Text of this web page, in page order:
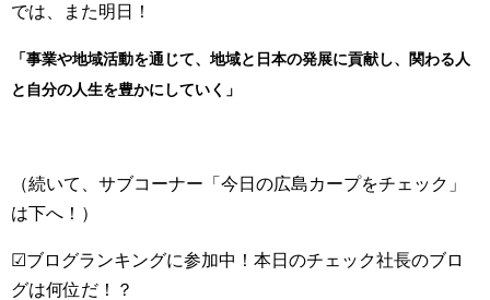
では、また明日！
「事業や地域活動を通じて、地域と日本の発展に貢献し、関わる人
と自分の人生を豊かにしていく」
（続いて、サブコーナー「今日の広島カープをチェック」
は下へ！）
☑ブログランキングに参加中！本日のチェック社長のブロ
グは何位だ！？